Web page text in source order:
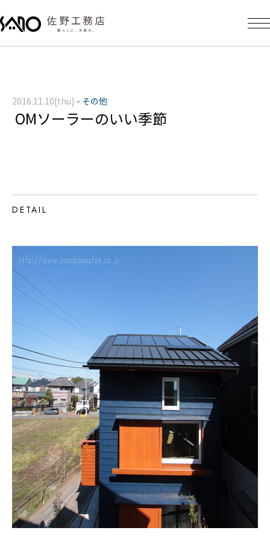
OMソーラーのいい季節
2016.11.10[thu] - その他
DETAIL